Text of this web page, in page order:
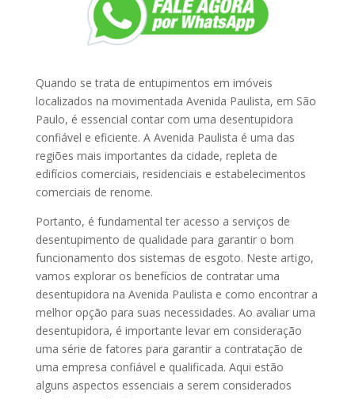
Quando se trata de entupimentos em imóveis
localizados na movimentada Avenida Paulista, em São
Paulo, é essencial contar com uma desentupidora
confiável e eficiente. A Avenida Paulista é uma das
regiões mais importantes da cidade, repleta de
edifícios comerciais, residenciais e estabelecimentos
comerciais de renome.
Portanto, é fundamental ter acesso a serviços de
desentupimento de qualidade para garantir o bom
funcionamento dos sistemas de esgoto. Neste artigo,
vamos explorar os benefícios de contratar uma
desentupidora na Avenida Paulista e como encontrar a
melhor opção para suas necessidades. Ao avaliar uma
desentupidora, é importante levar em consideração
uma série de fatores para garantir a contratação de
uma empresa confiável e qualificada. Aqui estão
alguns aspectos essenciais a serem considerados